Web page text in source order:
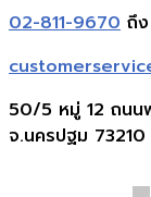
02-811-9670 ถึ
50/5 หมู่ 12 ถนน
จ.นครปฐม 73210